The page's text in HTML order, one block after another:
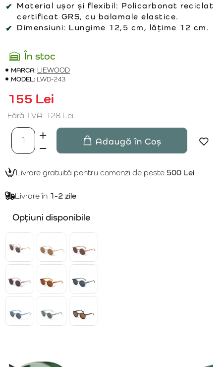
Material ușor și flexibil: Policarbonat reciclat
certificat GRS, cu balamale elastice.
Dimensiuni: Lungime 12,5 cm, lățime 12 cm.
În stoc
MARCA: LIEWOOD
MODEL: LWD-243
155 Lei
Fără TVA: 128 Lei
Adaugă în Coș
Livrare gratuită pentru comenzi de peste 500 Lei
Livrare în 1-2 zile
Opțiuni disponibile